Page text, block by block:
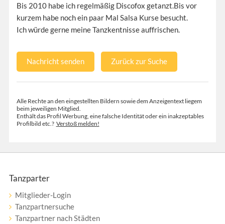
Bis 2010 habe ich regelmäßig Discofox getanzt.Bis vor
kurzem habe noch ein paar Mal Salsa Kurse besucht.
Ich würde gerne meine Tanzkentnisse auffrischen.
Nachricht senden Zurück zur Suche
Alle Rechte an den eingestellten Bildern sowie dem Anzeigentext liegem
beim jeweiligen Mitglied.
Enthält das Profil Werbung, eine falsche Identität oder ein inakzeptables
Profilbild etc.? Verstoß melden!
Tanzparter
Mitglieder-Login
Tanzpartnersuche
Tanzpartner nach Städten